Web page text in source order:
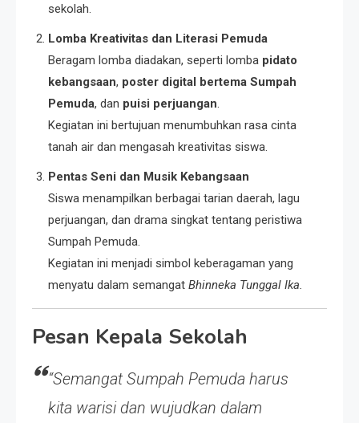
sekolah.
Lomba Kreativitas dan Literasi Pemuda
Beragam lomba diadakan, seperti lomba pidato
kebangsaan, poster digital bertema Sumpah
Pemuda, dan puisi perjuangan
Kegiatan ini bertujuan menumbuhkan rasa cinta
tanah air dan mengasah kreativitas siswa.
Pentas Seni dan Musik Kebangsaan
Siswa menampilkan berbagai tarian daerah, lagu
perjuangan, dan drama singkat tentang peristiwa
Sumpah Pemuda.
Kegiatan ini menjadi simbol keberagaman yang
menyatu dalam semangat Bhinneka Tunggal Ika.
Pesan Kepala Sekolah
“Semangat Sumpah Pemuda harus
kita warisi dan wujudkan dalam